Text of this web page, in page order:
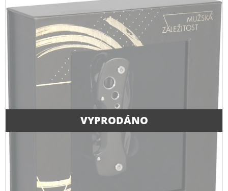
VYPRODÁNO